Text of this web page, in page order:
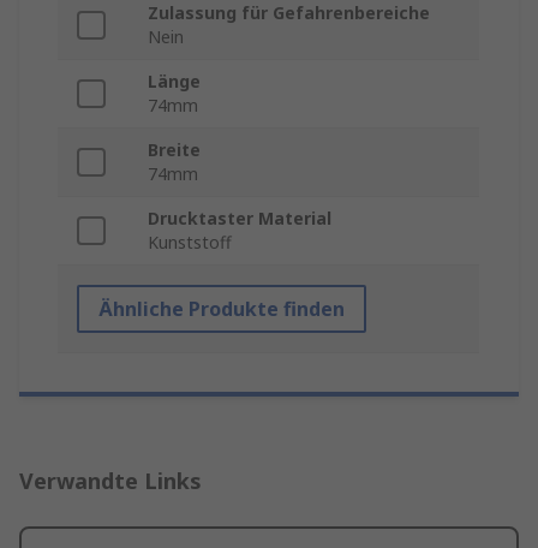
Zulassung für Gefahrenbereiche
Nein
Länge
74mm
Breite
74mm
Drucktaster Material
Kunststoff
Ähnliche Produkte finden
Verwandte Links